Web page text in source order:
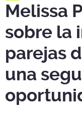
Melissa
sobre la
parejas
una